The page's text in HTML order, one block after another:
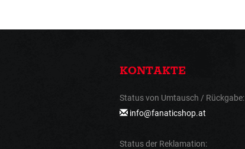
KONTAKTE
Status von Umtausch / Rückgabe:
info@fanaticshop.at
Status der Reklamation: